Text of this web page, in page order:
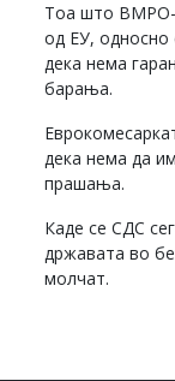
Тоа што ВМРО-
од ЕУ, односно
дека нема
барања.
дека нема да
прашања.
Каде се СДС
државата во
молчат.